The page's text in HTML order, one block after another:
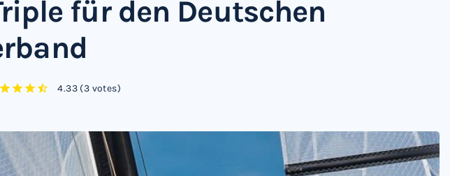
für den Deutschen
4.33(3 votes)